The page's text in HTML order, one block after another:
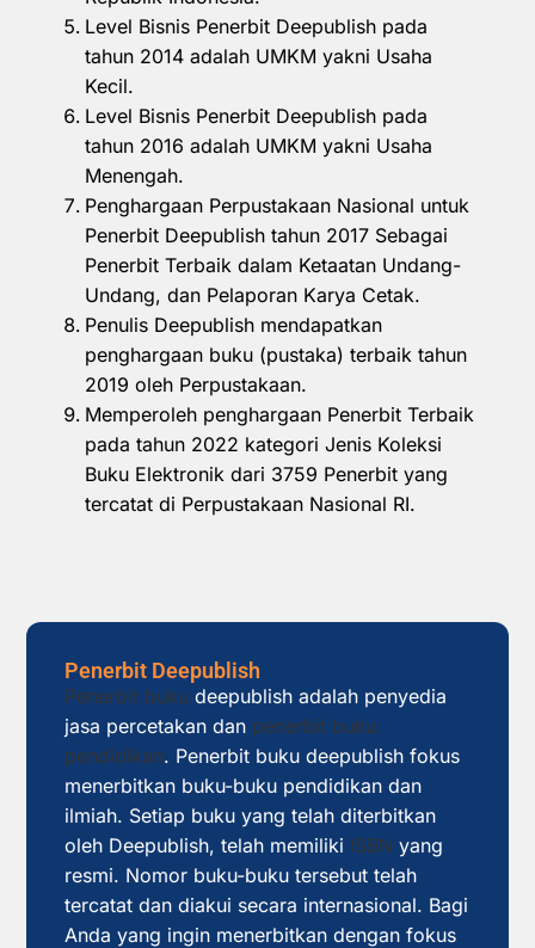
Level Bisnis Penerbit Deepublish pada
tahun 2014 adalah UMKM yakni Usaha
Kecil.
Level Bisnis Penerbit Deepublish pada
tahun 2016 adalah UMKM yakni Usaha
Menengah.
Penghargaan Perpustakaan Nasional untuk
Penerbit Deepublish tahun 2017 Sebagai
Penerbit Terbaik dalam Ketaatan Undang-
Undang, dan Pelaporan Karya Cetak.
Penulis Deepublish mendapatkan
penghargaan buku (pustaka) terbaik tahun
2019 oleh Perpustakaan.
Memperoleh penghargaan Penerbit Terbaik
pada tahun 2022 kategori Jenis Koleksi
Buku Elektronik dari 3759 Penerbit yang
tercatat di Perpustakaan Nasional RI.
Penerbit Deepublish
Penerbit buku deepublish adalah penyedia
jasa percetakan dan penerbit buku
pendidikan. Penerbit buku deepublish fokus
menerbitkan buku-buku pendidikan dan
ilmiah. Setiap buku yang telah diterbitkan
oleh Deepublish, telah memiliki ISBN yang
resmi. Nomor buku-buku tersebut telah
tercatat dan diakui secara internasional. Bagi
Anda yang ingin menerbitkan dengan fokus